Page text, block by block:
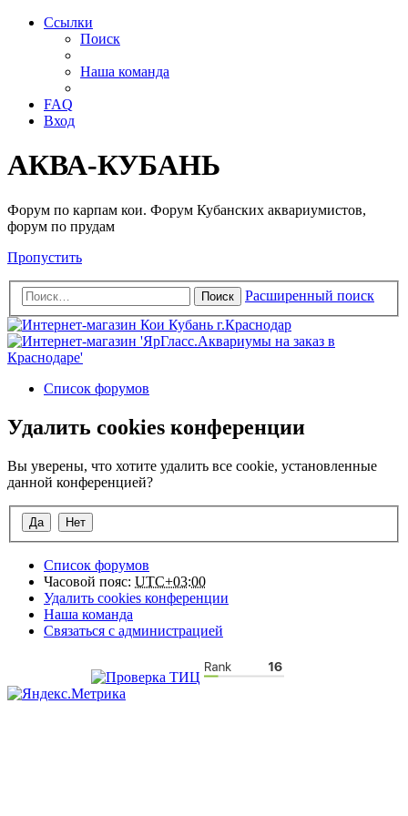
Ссылки
Поиск
Наша команда
FAQ
Вход
АКВА-КУБАНЬ
Форум по карпам кои. Форум Кубанских аквариумистов,
форум по прудам
Пропустить
Поиск Расширенный поиск
Список форумов
Удалить cookies конференции
Вы уверены, что хотите удалить все cookie, установленные
данной конференцией?
Список форумов
Часовой пояс: UTC+03:00
Удалить cookies конференции
Наша команда
Связаться с администрацией